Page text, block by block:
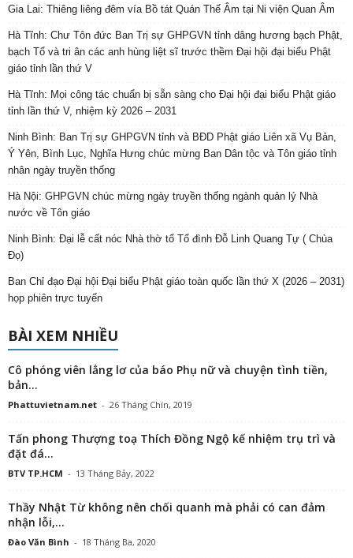
Gia Lai: Thiêng liêng đêm vía Bồ tát Quán Thế Âm tại Ni viện Quan Âm
Hà Tĩnh: Chư Tôn đức Ban Trị sự GHPGVN tỉnh dâng hương bạch Phật,
bạch Tổ và tri ân các anh hùng liệt sĩ trước thềm Đại hội đại biểu Phật
giáo tỉnh lần thứ V
Hà Tĩnh: Mọi công tác chuẩn bị sẵn sàng cho Đại hội đại biểu Phật giáo
tỉnh lần thứ V, nhiệm kỳ 2026 – 2031
Ninh Bình: Ban Trị sự GHPGVN tỉnh và BĐD Phật giáo Liên xã Vụ Bản,
Ý Yên, Bình Lục, Nghĩa Hưng chúc mừng Ban Dân tộc và Tôn giáo tỉnh
nhân ngày truyền thống
Hà Nội: GHPGVN chúc mừng ngày truyền thống ngành quản lý Nhà
nước về Tôn giáo
Ninh Bình: Đại lễ cất nóc Nhà thờ tổ Tổ đình Đỗ Linh Quang Tự ( Chùa
Đọ)
Ban Chỉ đạo Đại hội Đại biểu Phật giáo toàn quốc lần thứ X (2026 – 2031)
họp phiên trực tuyến
BÀI XEM NHIỀU
Cô phóng viên lẳng lơ của báo Phụ nữ và chuyện tình tiền,
bản...
Phattuvietnam.net - 26 Tháng Chín, 2019
Tấn phong Thượng toạ Thích Đồng Ngộ kế nhiệm trụ trì và
đặt đá...
BTV TP.HCM - 13 Tháng Bảy, 2022
Thầy Nhật Từ không nên chối quanh mà phải có can đảm
nhận lỗi,...
Đào Văn Bình - 18 Tháng Ba, 2020